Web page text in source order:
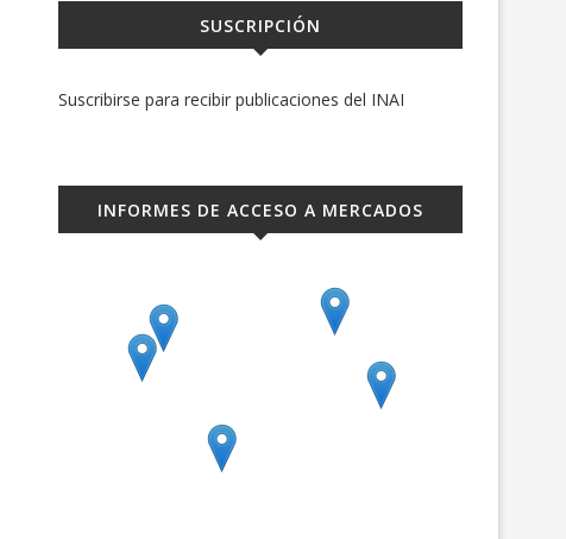
SUSCRIPCIÓN
Suscribirse para recibir publicaciones del INAI
INFORMES DE ACCESO A MERCADOS